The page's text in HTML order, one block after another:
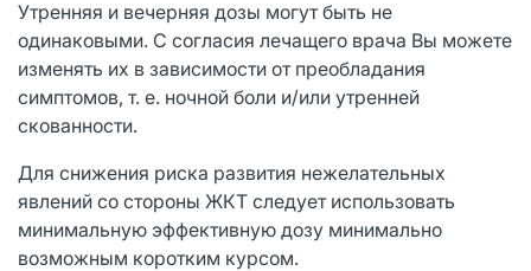
Утренняя и вечерняя дозы могут быть не
одинаковыми. С согласия лечащего врача Вы можете
изменять их в зависимости от преобладания
симптомов, т. е. ночной боли и/или утренней
скованности.
Для снижения риска развития нежелательных
явлений со стороны ЖКТ следует использовать
минимальную эффективную дозу минимально
возможным коротким курсом.